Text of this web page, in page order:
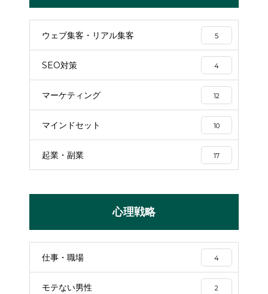
ウェブ集客・リアル集客 5
SEO対策 4
マーケティング 12
マインドセット 10
起業・副業 17
心理戦略
仕事・職場 4
モテない男性 2